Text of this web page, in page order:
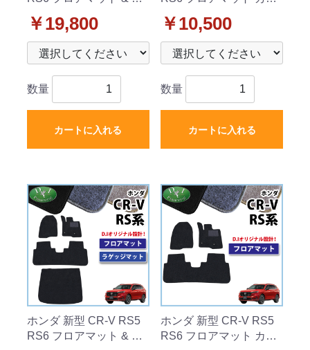
柄シリーズ 社外新品
￥19,800
数量
カートに入れる
外新品
￥10,500
数量
カートに入れる
ホンダ 新型 CR-V RS5
RS6 フロアマット & ラ
ホンダ 新型 CR-V RS5
RS6 フロアマット カー